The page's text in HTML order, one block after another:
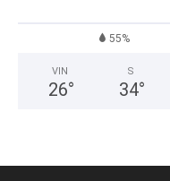
55%
VIN
26°
S
34°